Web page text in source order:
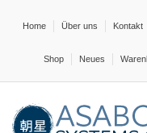
Home Über uns Kontakt
Shop Neues